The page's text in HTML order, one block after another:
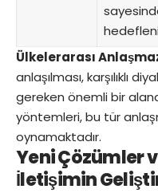
Ülkelerarası
anlaşılması, karşılıklı
gereken önemli bir
yöntemleri, bu tür
oynamaktadır.
Yeni Çözümler
İletişimin